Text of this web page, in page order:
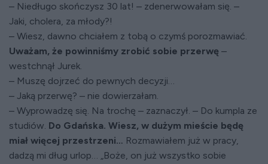
– Niedługo skończysz 30 lat! – zdenerwowałam się. –
Jaki, cholera, za młody?!
– Wiesz, dawno chciałem z tobą o czymś porozmawiać.
Uważam, że powinniśmy zrobić sobie przerwę –
westchnął Jurek.
– Muszę dojrzeć do pewnych decyzji…
– Jaką przerwę? – nie dowierzałam.
– Wyprowadzę się. Na trochę – zaznaczył. – Do kumpla ze
studiów. Do Gdańska. Wiesz, w dużym mieście będę
miał więcej przestrzeni… Rozmawiałem już w pracy,
dadzą mi dług urlop… „Boże, on już wszystko sobie